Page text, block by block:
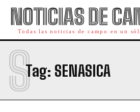
NOTICIAS DE
Todas las noticias de campo en un
Tag: SENASICA
S